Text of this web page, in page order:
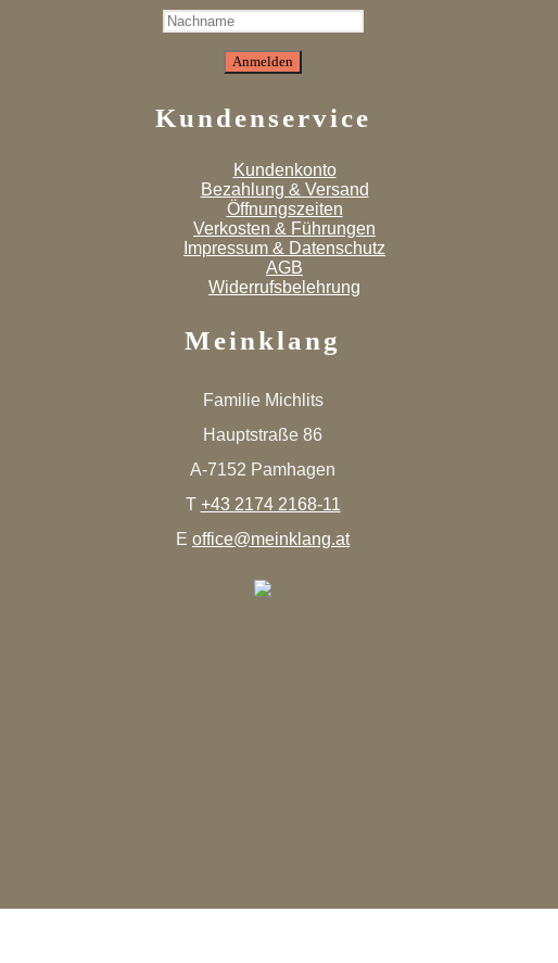
Kundenservice
Kundenkonto
Bezahlung & Versand
Öffnungszeiten
Verkosten & Führungen
Impressum & Datenschutz
AGB
Widerrufsbelehrung
Meinklang
Familie Michlits
Hauptstraße 86
A-7152 Pamhagen
T +43 2174 2168-11
E office@meinklang.at